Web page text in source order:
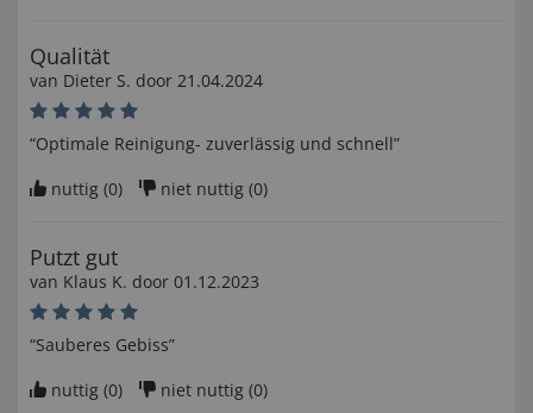
Qualität
van Dieter S. door 21.04.2024
“Optimale Reinigung- zuverlässig und schnell”
nuttig (0) niet nuttig (0)
Putzt gut
van Klaus K. door 01.12.2023
“Sauberes Gebiss”
nuttig (0) niet nuttig (0)